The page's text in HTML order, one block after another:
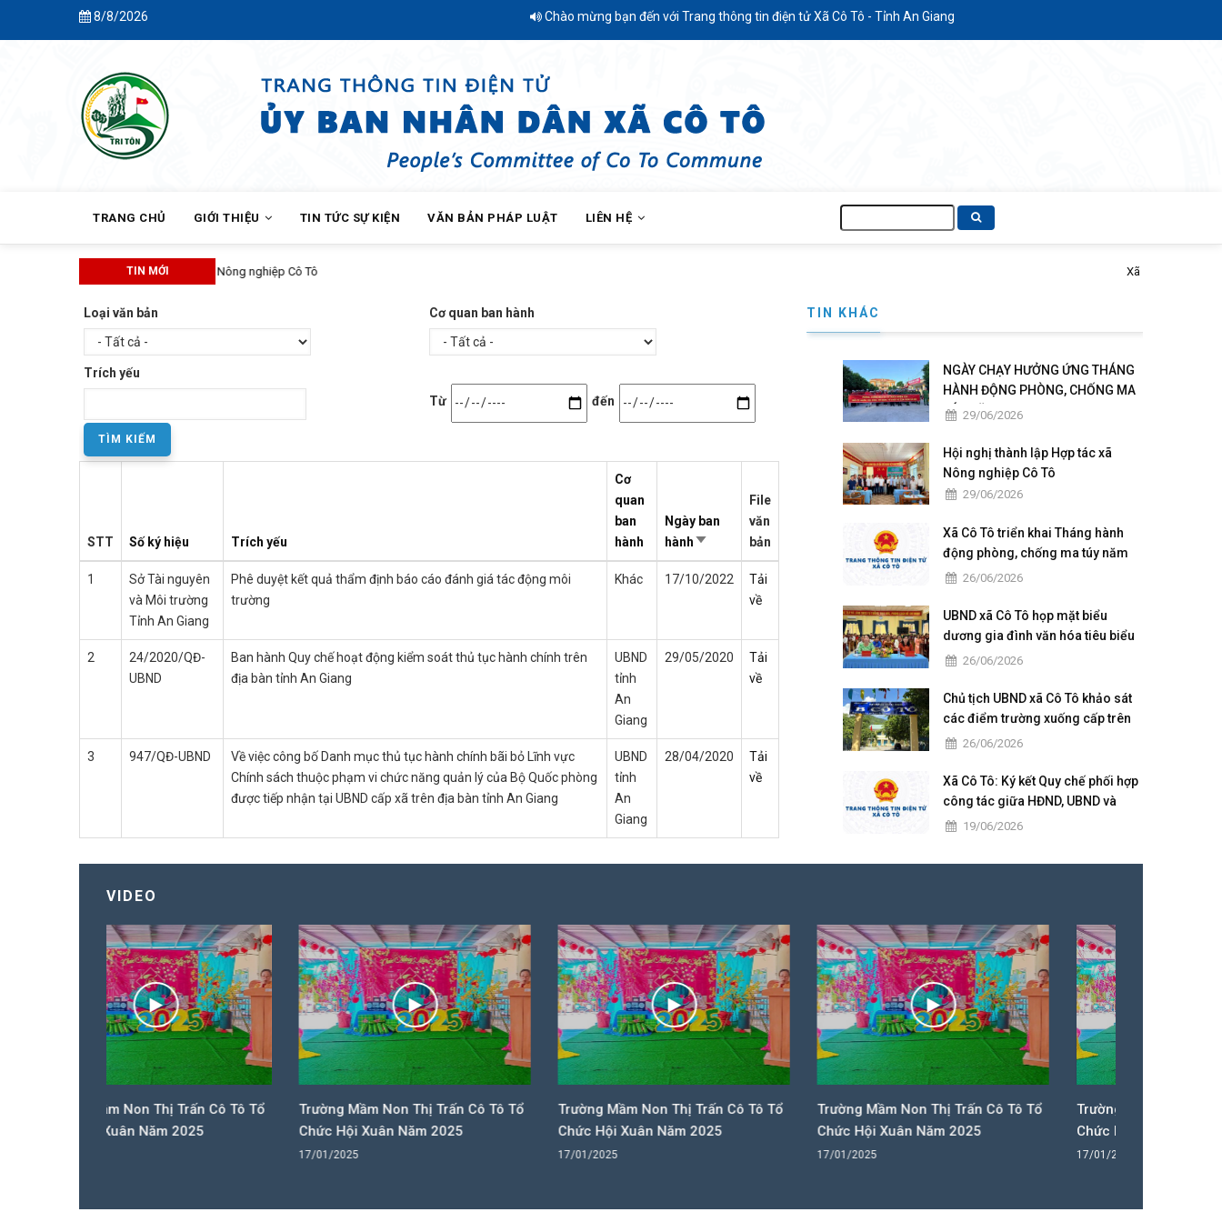
8/8/2026 Chào mừng bạn đến với Trang thông tin điện tử Xã Cô Tô - Tỉnh An Giang
NAVIGATION
TRANG CHỦ GIỚI THIỆU TIN TỨC SỰ KIỆN VĂN BẢN PHÁP LUẬT LIÊN HỆ
kiếm
TIN MỚI
Loại văn bản Cơ quan ban hành
Trích yếu
Từ
đến
STT Số ký hiệu Trích yếu
Cơ
quan
ban
hành
Ngày ban
hànhSort
ascending
File
văn
bản
1
Sở Tài nguyên
và Môi trường
Tỉnh An Giang
Phê duyệt kết quả thẩm định báo cáo đánh giá tác động môi
trường
Khác 17/10/2022
Tải
về
2
24/2020/QĐ-
UBND
Ban hành Quy chế hoạt động kiểm soát thủ tục hành chính trên
địa bàn tỉnh An Giang
UBND
tỉnh
An
Giang
29/05/2020
Tải
về
3 947/QĐ-UBND
Về việc công bố Danh mục thủ tục hành chính bãi bỏ Lĩnh vực
Chính sách thuộc phạm vi chức năng quản lý của Bộ Quốc phòng
được tiếp nhận tại UBND cấp xã trên địa bàn tỉnh An Giang
UBND
tỉnh
An
Giang
28/04/2020
Tải
về
TIN KHÁC
NGÀY CHẠY HƯỞNG ỨNG THÁNG
HÀNH ĐỘNG PHÒNG, CHỐNG MA
TÚY NĂM 2026
29/06/2026
Hội nghị thành lập Hợp tác xã
Nông nghiệp Cô Tô
29/06/2026
Xã Cô Tô triển khai Tháng hành
động phòng, chống ma túy năm
202626/06/2026
UBND xã Cô Tô họp mặt biểu
dương gia đình văn hóa tiêu biểu
năm 2026
26/06/2026
Chủ tịch UBND xã Cô Tô khảo sát
các điểm trường xuống cấp trên
địa bàn
26/06/2026
Xã Cô Tô: Ký kết Quy chế phối hợp
công tác giữa HĐND, UBND và
UBMTTQVN nhiệm kỳ 2026 – 2031
19/06/2026
VIDEO
Trường Mầm Non Thị Trấn Cô Tô Tổ
Chức Hội Xuân Năm 2025
Trường Mầm Non Thị Trấn Cô Tô Tổ
Chức Hội Xuân Năm 2025
Trường Mầm Non Thị Trấn Cô Tô Tổ
Chức Hội Xuân Năm 2025
Trường Mầm Non Thị Trấn Cô Tô Tổ
Chức Hội Xuân Năm 2025